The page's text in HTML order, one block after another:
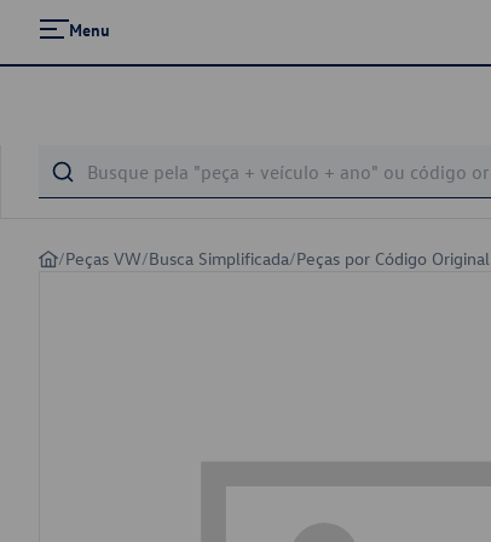
Menu
/Peças VW/Busca Simplificada/Peças por Código Original